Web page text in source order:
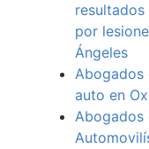
resultados
por
Ángeles
Abogados
auto en
Abogados